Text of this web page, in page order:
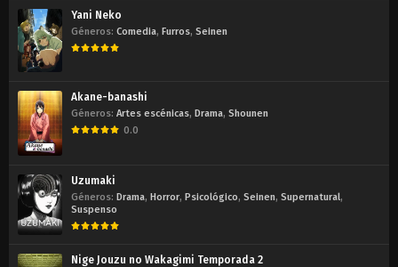
Yani Neko
Géneros: Comedia, Furros, Seinen
Akane-banashi
Géneros: Artes escénicas, Drama, Shounen
0.0
Uzumaki
Géneros: Drama, Horror, Psicológico, Seinen, Supernatural,
Suspenso
Nige Jouzu no Wakagimi Temporada 2